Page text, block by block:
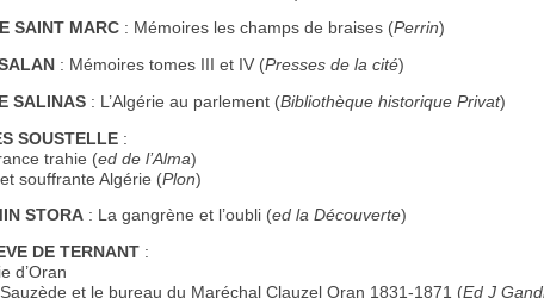
SAINT MARC: Mémoires les champs de braises (Perrin)
: Mémoires tomes III et IV (Presses de la cité)
SALINAS: L’Algérie au parlement (Bibliothèque historique Privat)
SOUSTELLE:
trahie (ed de l’Alma)
souffrante Algérie (Plon)
STORA: La gangrène et l’oubli (ed la Découverte)
DE TERNANT:
d’Oran
et le bureau du Maréchal Clauzel Oran 1831-1871 (Ed J